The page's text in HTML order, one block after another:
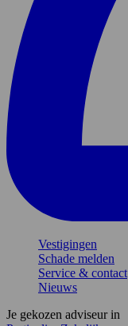
Vestigingen
Schade melden
Service & contact
Nieuws
Je gekozen adviseur in